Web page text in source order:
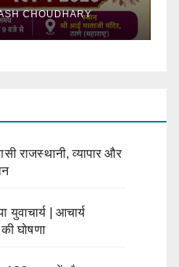
CHOUDHARY
राजस्थानी, व्यापार और
| आचार्य
घोषणा